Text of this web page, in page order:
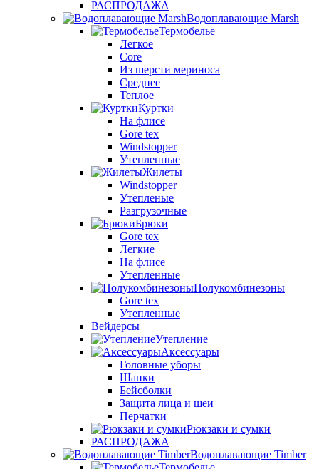
РАСПРОДАЖА
Водоплавающие Marsh
Термобелье
Легкое
Core
Из шерсти мериноса
Среднее
Теплое
Куртки
На флисе
Gore tex
Windstopper
Утепленные
Жилеты
Windstopper
Утепленые
Разгрузочные
Брюки
Gore tex
Легкие
На флисе
Утепленные
Полукомбинезоны
Gore tex
Утепленные
Вейдерсы
Утепление
Аксессуары
Головные уборы
Шапки
Бейсболки
Защита лица и шеи
Перчатки
Рюкзаки и сумки
РАСПРОДАЖА
Водоплавающие Timber